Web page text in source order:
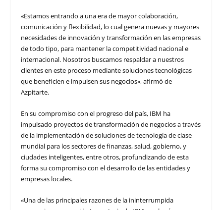
«Estamos entrando a una era de mayor colaboración,
comunicación y flexibilidad, lo cual genera nuevas y mayores
necesidades de innovación y transformación en las empresas
de todo tipo, para mantener la competitividad nacional e
internacional. Nosotros buscamos respaldar a nuestros
clientes en este proceso mediante soluciones tecnológicas
que beneficien e impulsen sus negocios», afirmó de
Azpitarte.
En su compromiso con el progreso del país, IBM ha
impulsado proyectos de transformación de negocios a través
de la implementación de soluciones de tecnología de clase
mundial para los sectores de finanzas, salud, gobierno, y
ciudades inteligentes, entre otros, profundizando de esta
forma su compromiso con el desarrollo de las entidades y
empresas locales.
«Una de las principales razones de la ininterrumpida